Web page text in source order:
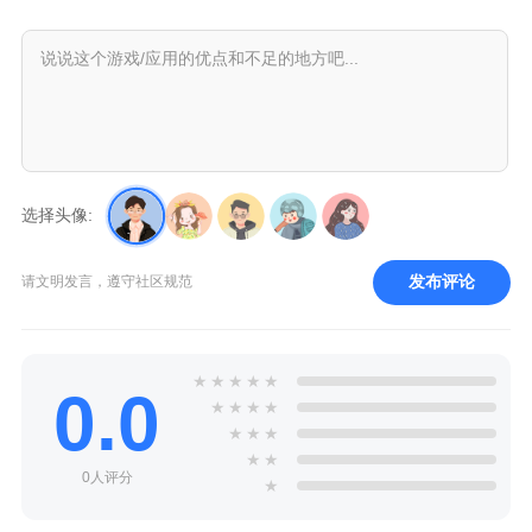
选择头像:
请文明发言，遵守社区规范 发布评论
0.0
0人评分
★ ★ ★ ★ ★
★ ★ ★ ★
★ ★ ★
★ ★
★